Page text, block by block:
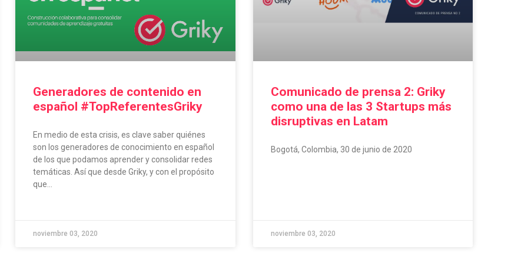
Generadores de contenido en
español #TopReferentesGriky
En medio de esta crisis, es clave saber quiénes
son los generadores de conocimiento en español
de los que podamos aprender y consolidar redes
temáticas. Así que desde Griky, y con el propósito
que...
noviembre 03, 2020
Comunicado de prensa 2: Griky
como una de las 3 Startups más
disruptivas en Latam
Bogotá, Colombia, 30 de junio de 2020
noviembre 03, 2020